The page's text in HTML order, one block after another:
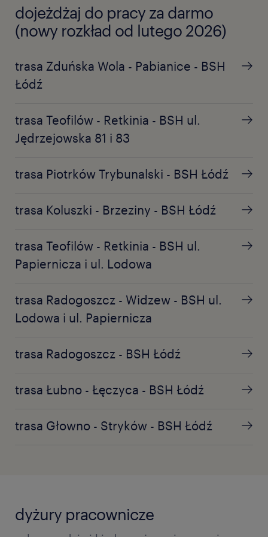
dojeżdżaj do pracy za darmo
(nowy rozkład od lutego 2026)
trasa Zduńska Wola - Pabianice - BSH
Łódź
trasa Teofilów - Retkinia - BSH ul.
Jędrzejowska 81 i 83
trasa Piotrków Trybunalski - BSH Łódź
trasa Koluszki - Brzeziny - BSH Łódź
trasa Teofilów - Retkinia - BSH ul.
Papiernicza i ul. Lodowa
trasa Radogoszcz - Widzew - BSH ul.
Lodowa i ul. Papiernicza
trasa Radogoszcz - BSH Łódź
trasa Łubno - Łęczyca - BSH Łódź
trasa Głowno - Stryków - BSH Łódź
dyżury pracownicze